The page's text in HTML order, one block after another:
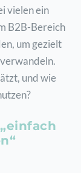
vielen ein
B2B-Bereich
um gezielt
und wie